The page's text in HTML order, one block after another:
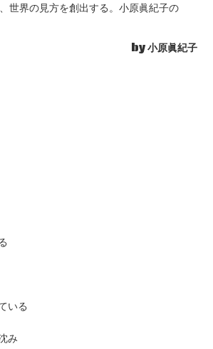
世界の見方を創出する。小原眞紀子の
by 小原眞紀子
いる
み